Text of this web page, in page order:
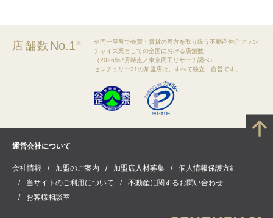
店舗数 No.1※
※同一屋号で売買・賃貸の両方を取り扱う不動産仲介フラン
チャイズ業としての全国における店舗数
（2026年7月時点／東京商工リサーチ調べ）
センチュリー21の加盟店は、すべて独立・自営です。
運営会社について
会社情報 加盟のご案内 加盟店人材募集
個人情報保護方針
当サイトのご利用について
不動産に関するお問い合わせ
お客様相談室